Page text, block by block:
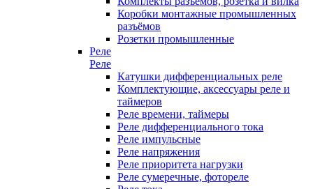
Коробки монтажные промышленных
разъёмов
Розетки промышленные
Реле
Реле
Катушки дифференциальных реле
Комплектующие, аксессуары реле и
таймеров
Реле времени, таймеры
Реле дифференциального тока
Реле импульсные
Реле напряжения
Реле приоритета нагрузки
Реле сумеречные, фотореле